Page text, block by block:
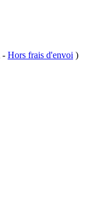
- Hors frais d'envoi )